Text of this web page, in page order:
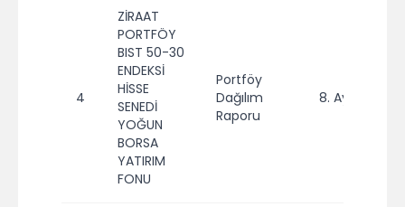
4
ZİRAAT
PORTFÖY
BIST 50-30
ENDEKSİ
HİSSE
SENEDİ
YOĞUN
BORSA
YATIRIM
FONU
Portföy
Dağılım
Raporu
8. Ay